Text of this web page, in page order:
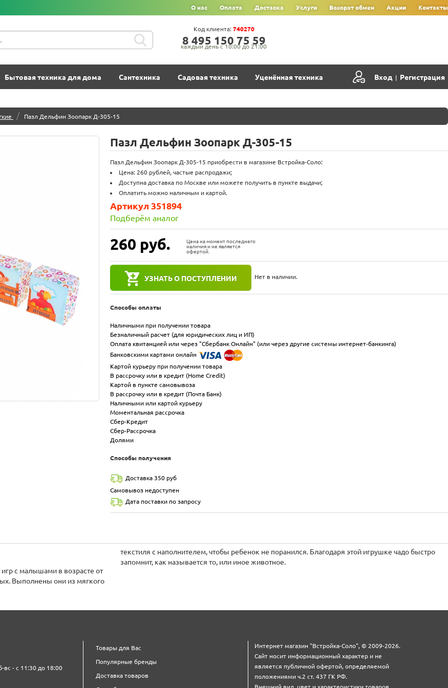
О нас Оплата Доставка Услуги Возврат обмен Акции Контакты
8‍ 4‍9‍5‍ 1‍5‍0‍ 7‍5‍ 5‍9‍
каждый день с 10:00 до 21:00
Код клиента: 740270
Бытовая техника для дома Сантехника Садовая техника Уценённая техника Вход | Регистрация
/ Пазл Дельфин Зоопарк Д-305-15
Пазл Дельфин Зоопарк Д-305-15
Пазл Дельфин Зоопарк Д-305-15 приобрести в магазине Встройка-Соло:
Цена: 260 рублей, частые распродажи;
Доступна доставка по Москве или можете получить в пункте выдачи;
Оплатить можно наличным и картой.
260 руб.
Цена на момент последнего
наличия и не является
офертой.
УЗНАТЬ О ПОСТУПЛЕНИИ Нет в наличии.
Артикул 351894
Подберём аналог
Способы оплаты
Наличными при получении товара
Безналичный расчет (для юридических лиц и ИП)
Оплата квитанцией или через "Сбербанк Онлайн" (или через другие системы интернет-банкинга)
Банковскими картами онлайн
Картой курьеру при получении товара
В рассрочку или в кредит (Home Credit)
Картой в пункте самовывоза
В рассрочку или в кредит (Почта Банк)
Наличными или картой курьеру
Моментальная рассрочка
Сбер-Кредит
Сбер-Рассрочка
Долями
Способы получения
Доставка 350 руб
Самовывоз недоступен
Дата поставки по запросу
с малышами в возрасте от
Выполнены они из мягкого
текстиля с наполнителем, чтобы ребенок не поранился. Благодаря этой игрушке чадо быстро
запомнит, как называется то, или иное животное.
вс - с 11:30 до 18:00
Товары для Вас
Популярные бренды
Доставка товаров
Интернет магазин "Встройка-Соло", © 2009-2026.
Сайт носит информационный характер и не
является публичной офертой, определяемой
положениями ч.2 ст. 437 ГК РФ.
Внешний вид, цвет и характеристики товаров